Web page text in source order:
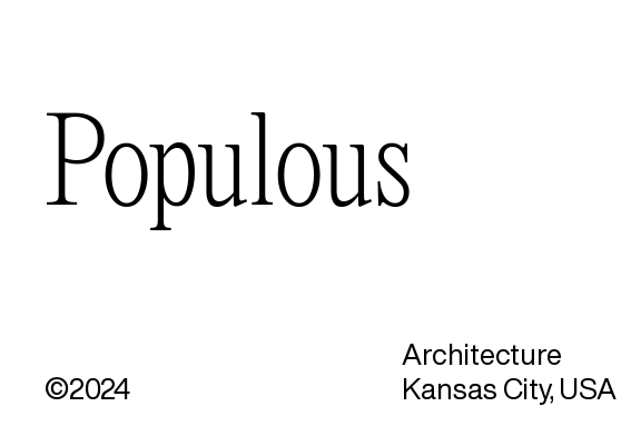
Populous
©2024
Architecture
Kansas City, USA